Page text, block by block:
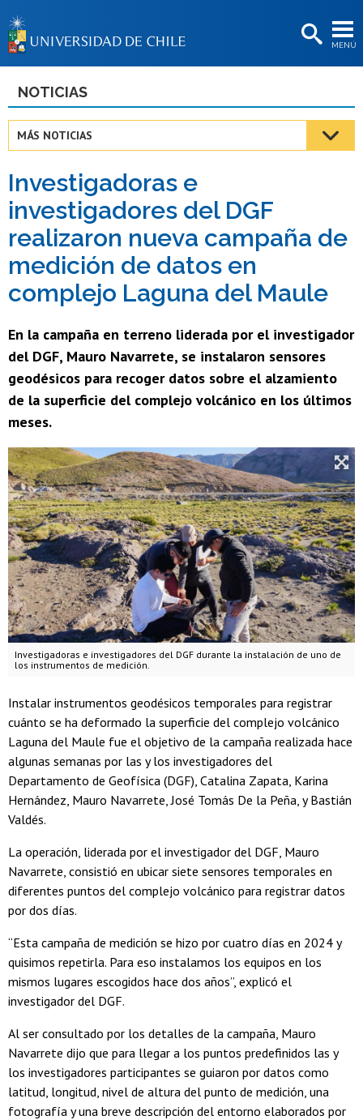
MENÚ
BIBLIOTECAS
Estudiantes
Académicas/os
Funcionarias/os
Egresadas/os
NOTICIAS
MÁS NOTICIAS
Investigadoras e
investigadores del DGF
realizaron nueva campaña de
medición de datos en
complejo Laguna del Maule
En la campaña en terreno liderada por el investigador
del DGF, Mauro Navarrete, se instalaron sensores
geodésicos para recoger datos sobre el alzamiento
de la superficie del complejo volcánico en los últimos
meses.
Investigadoras e investigadores del DGF durante la instalación de uno de
los instrumentos de medición.
Instalar instrumentos geodésicos temporales para registrar
cuánto se ha deformado la superficie del complejo volcánico
Laguna del Maule fue el objetivo de la campaña realizada hace
algunas semanas por las y los investigadores del
Departamento de Geofísica (DGF), Catalina Zapata, Karina
Hernández, Mauro Navarrete, José Tomás De la Peña, y Bastián
Valdés.
La operación, liderada por el investigador del DGF, Mauro
Navarrete, consistió en ubicar siete sensores temporales en
diferentes puntos del complejo volcánico para registrar datos
por dos días.
“Esta campaña de medición se hizo por cuatro días en 2024 y
quisimos repetirla. Para eso instalamos los equipos en los
mismos lugares escogidos hace dos años”, explicó el
investigador del DGF.
Al ser consultado por los detalles de la campaña, Mauro
Navarrete dijo que para llegar a los puntos predefinidos las y
los investigadores participantes se guiaron por datos como
latitud, longitud, nivel de altura del punto de medición, una
fotografía y una breve descripción del entorno elaborados por